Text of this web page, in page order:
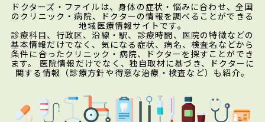
ドクターズ・ファイルは、身体の症状・悩みに合わせ、全国
のクリニック・病院、ドクターの情報を調べることができる
地域医療情報サイトです。
診療科目、行政区、沿線・駅、診療時間、医院の特徴などの
基本情報だけでなく、気になる症状、病名、検査名などから
条件に合ったクリニック・病院、ドクターを探すことができ
ます。 医院情報だけでなく、独自取材に基づき、ドクターに
関する情報（診療方針や得意な治療・検査など）も紹介。